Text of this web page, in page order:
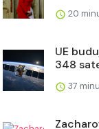
20
UE
348
37